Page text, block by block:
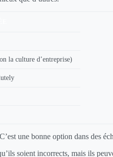
la culture d’entreprise)
une bonne option dans des
soient incorrects, mais ils